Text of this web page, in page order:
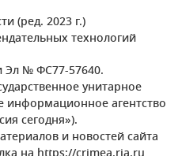
(ред. 2023 г.)
технологий
Эл № ФС77-57640.
унитарное
агентство
сегодня»).
и новостей сайта